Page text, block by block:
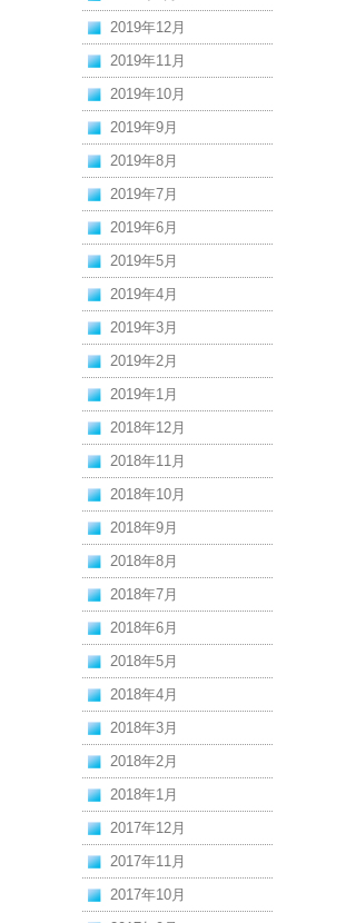
2019年12月
2019年11月
2019年10月
2019年9月
2019年8月
2019年7月
2019年6月
2019年5月
2019年4月
2019年3月
2019年2月
2019年1月
2018年12月
2018年11月
2018年10月
2018年9月
2018年8月
2018年7月
2018年6月
2018年5月
2018年4月
2018年3月
2018年2月
2018年1月
2017年12月
2017年11月
2017年10月